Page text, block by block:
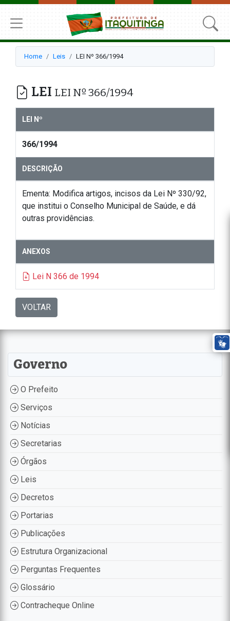
Home Leis LEI Nº 366/1994
LEI LEI Nº 366/1994
LEI Nº
366/1994
DESCRIÇÃO
Ementa: Modifica artigos, incisos da Lei Nº 330/92,
que institui o Conselho Municipal de Saúde, e dá
outras providências.
ANEXOS
Lei N 366 de 1994
VOLTAR
Governo
O Prefeito
Serviços
Notícias
Secretarias
Órgãos
Leis
Decretos
Portarias
Publicações
Estrutura Organizacional
Perguntas Frequentes
Glossário
Contracheque Online